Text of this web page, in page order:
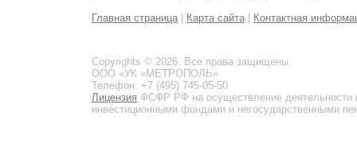
Главная страница Карта сайта Контактная
Copyrights © 2026. Все права защищены
ООО «УК «МЕТРОПОЛЬ»
Телефон: +7 (495) 745-05-50
Лицензия ФСФР РФ на осуществление
инвестиционными фондами и негосударственными